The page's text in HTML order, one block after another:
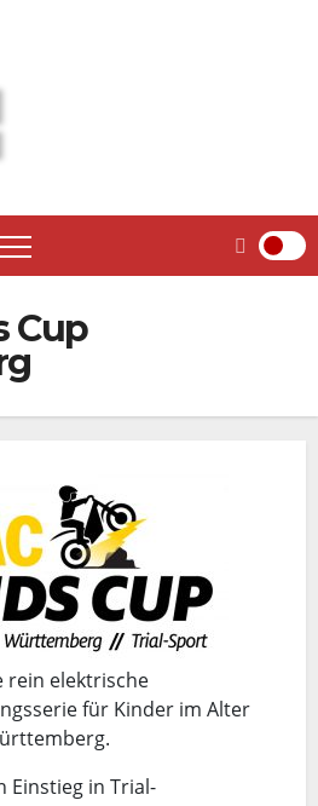
Cup
rein elektrische
für Kinder im Alter
Einstieg in Trial-